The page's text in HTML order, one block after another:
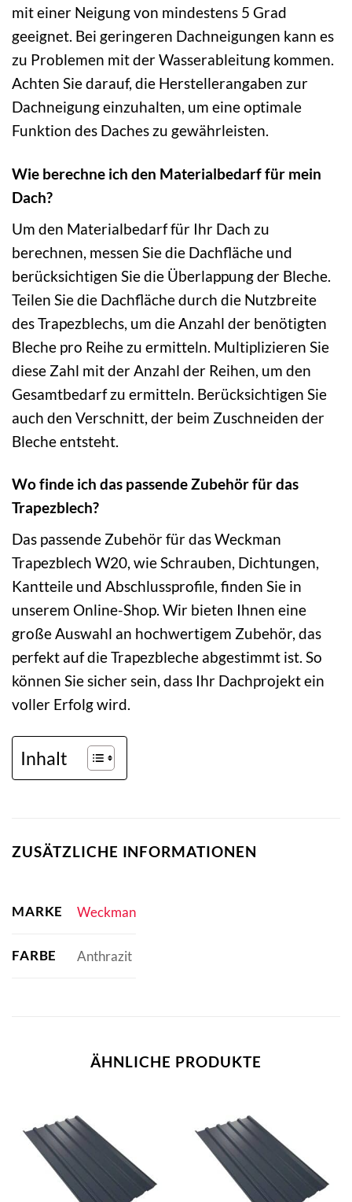
mit einer Neigung von mindestens 5 Grad
geeignet. Bei geringeren Dachneigungen kann es
zu Problemen mit der Wasserableitung kommen.
Achten Sie darauf, die Herstellerangaben zur
Dachneigung einzuhalten, um eine optimale
Funktion des Daches zu gewährleisten.
Wie berechne ich den Materialbedarf für mein
Dach?
Um den Materialbedarf für Ihr Dach zu
berechnen, messen Sie die Dachfläche und
berücksichtigen Sie die Überlappung der Bleche.
Teilen Sie die Dachfläche durch die Nutzbreite
des Trapezblechs, um die Anzahl der benötigten
Bleche pro Reihe zu ermitteln. Multiplizieren Sie
diese Zahl mit der Anzahl der Reihen, um den
Gesamtbedarf zu ermitteln. Berücksichtigen Sie
auch den Verschnitt, der beim Zuschneiden der
Bleche entsteht.
Wo finde ich das passende Zubehör für das
Trapezblech?
Das passende Zubehör für das Weckman
Trapezblech W20, wie Schrauben, Dichtungen,
Kantteile und Abschlussprofile, finden Sie in
unserem Online-Shop. Wir bieten Ihnen eine
große Auswahl an hochwertigem Zubehör, das
perfekt auf die Trapezbleche abgestimmt ist. So
können Sie sicher sein, dass Ihr Dachprojekt ein
voller Erfolg wird.
Inhalt
ZUSÄTZLICHE INFORMATIONEN
MARKE Weckman
FARBE Anthrazit
ÄHNLICHE PRODUKTE